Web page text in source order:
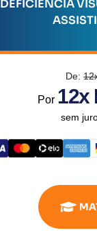
DEFICIÊNCIA
De:
Por 12x
sem